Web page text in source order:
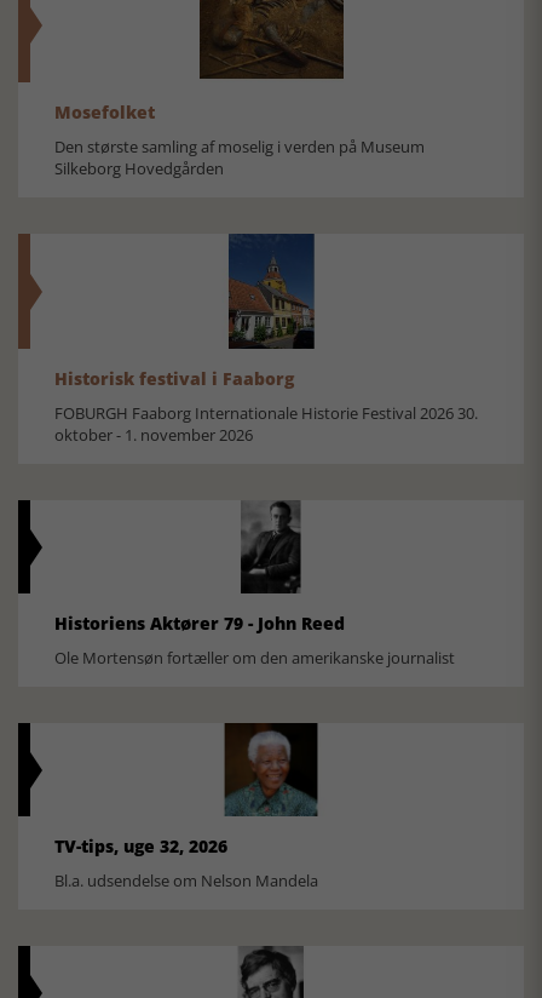
Mosefolket
Den største samling af moselig i verden på Museum
Silkeborg Hovedgården
Historisk festival i Faaborg
FOBURGH Faaborg Internationale Historie Festival 2026 30.
oktober - 1. november 2026
Historiens Aktører 79 - John Reed
Ole Mortensøn fortæller om den amerikanske journalist
TV-tips, uge 32, 2026
Bl.a. udsendelse om Nelson Mandela